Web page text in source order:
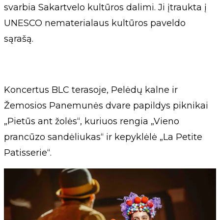
svarbia Sakartvelo kultūros dalimi. Ji įtraukta į
UNESCO nematerialaus kultūros paveldo
sąrašą.
Koncertus BLC terasoje, Pelėdų kalne ir
Žemosios Panemunės dvare papildys piknikai
„Pietūs ant žolės“, kuriuos rengia „Vieno
prancūzo sandėliukas“ ir kepyklėlė „La Petite
Patisserie“.